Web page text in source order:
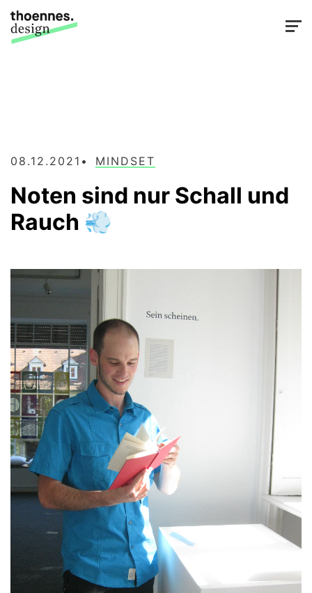
08.12.2021 MINDSET
Noten sind nur Schall und
Rauch 💨